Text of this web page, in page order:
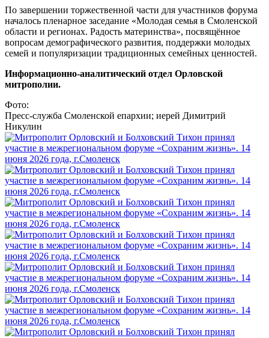
По завершении торжественной части для участников форума
началось пленарное заседание «Молодая семья в Смоленской
области и регионах. Радость материнства», посвящённое
вопросам демографического развития, поддержки молодых
семей и популяризации традиционных семейных ценностей.
Информационно-аналитический отдел Орловской
митрополии.
Фото:
Пресс-служба Смоленской епархии; иерей Димитрий
Никулин